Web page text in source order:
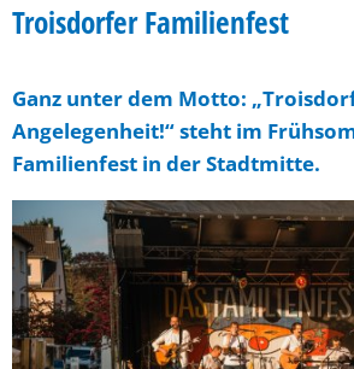
Familienfest
Troisdorfer Familienfest
Ganz unter dem Motto:
Angelegenheit!“ steht im
Familienfest in der Stadtmitte.